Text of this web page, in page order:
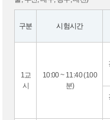
구분 시험시간
1교
시
10:00 ~ 11:40 (100
분)